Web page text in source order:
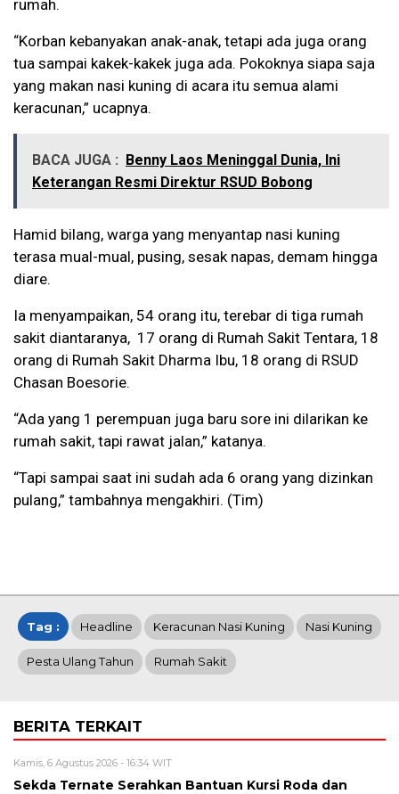
rumah.
“Korban kebanyakan anak-anak, tetapi ada juga orang
tua sampai kakek-kakek juga ada. Pokoknya siapa saja
yang makan nasi kuning di acara itu semua alami
keracunan,” ucapnya.
BACA JUGA :
Benny Laos Meninggal Dunia, Ini
Keterangan Resmi Direktur RSUD Bobong
Hamid bilang, warga yang menyantap nasi kuning
terasa mual-mual, pusing, sesak napas, demam hingga
diare.
Ia menyampaikan, 54 orang itu, terebar di tiga rumah
sakit diantaranya, 17 orang di Rumah Sakit Tentara, 18
orang di Rumah Sakit Dharma Ibu, 18 orang di RSUD
Chasan Boesorie.
“Ada yang 1 perempuan juga baru sore ini dilarikan ke
rumah sakit, tapi rawat jalan,” katanya.
“Tapi sampai saat ini sudah ada 6 orang yang dizinkan
pulang,” tambahnya mengakhiri. (Tim)
Tag : Headline Keracunan Nasi Kuning Nasi Kuning
Pesta Ulang Tahun Rumah Sakit
BERITA TERKAIT
Kamis, 6 Agustus 2026 - 16:34 WIT
Sekda Ternate Serahkan Bantuan Kursi Roda dan